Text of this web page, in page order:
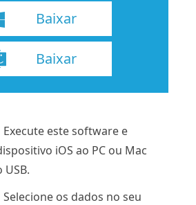
Baixar
Baixar
Execute este software e
iOS ao PC ou Mac
USB.
Selecione os dados no seu